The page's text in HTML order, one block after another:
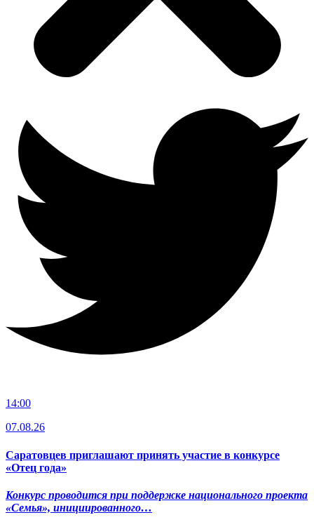
14:00
07.08.26
Саратовцев приглашают принять участие в конкурсе
«Отец года»
Конкурс проводится при поддержке национального проекта
«Семья», инициированного…